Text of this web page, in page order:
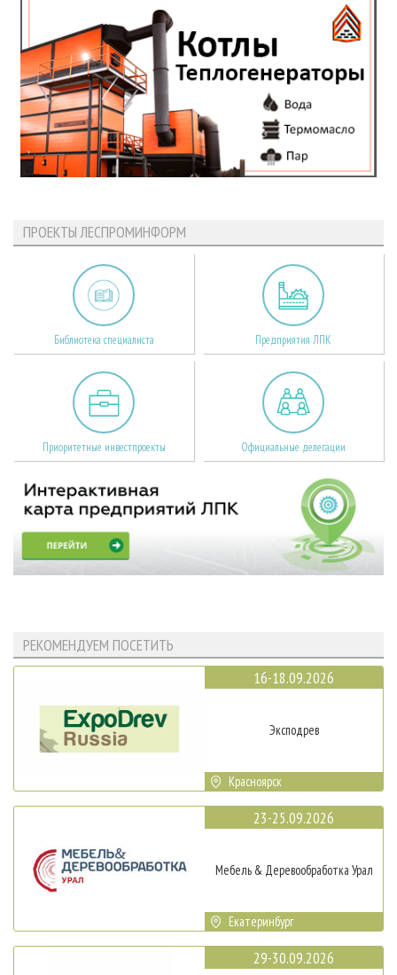
ПРОЕКТЫ ЛЕСПРОМИНФОРМ
Библиотека специалиста Предприятия ЛПК
Приоритетные инвестпроекты Официальные делегации
РЕКОМЕНДУЕМ ПОСЕТИТЬ
16-18.09.2026
Эксподрев
Красноярск
23-25.09.2026
Мебель & Деревообработка Урал
Екатеринбург
29-30.09.2026